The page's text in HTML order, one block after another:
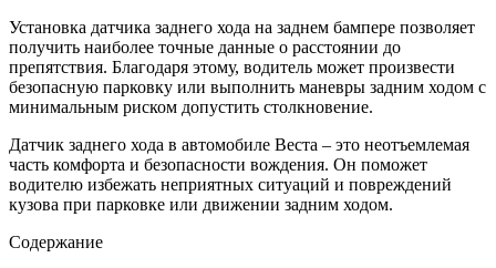
Установка датчика заднего хода на заднем бампере позволяет
получить наиболее точные данные о расстоянии до
препятствия. Благодаря этому, водитель может произвести
безопасную парковку или выполнить маневры задним ходом с
минимальным риском допустить столкновение.
Датчик заднего хода в автомобиле Веста – это неотъемлемая
часть комфорта и безопасности вождения. Он поможет
водителю избежать неприятных ситуаций и повреждений
кузова при парковке или движении задним ходом.
Содержание